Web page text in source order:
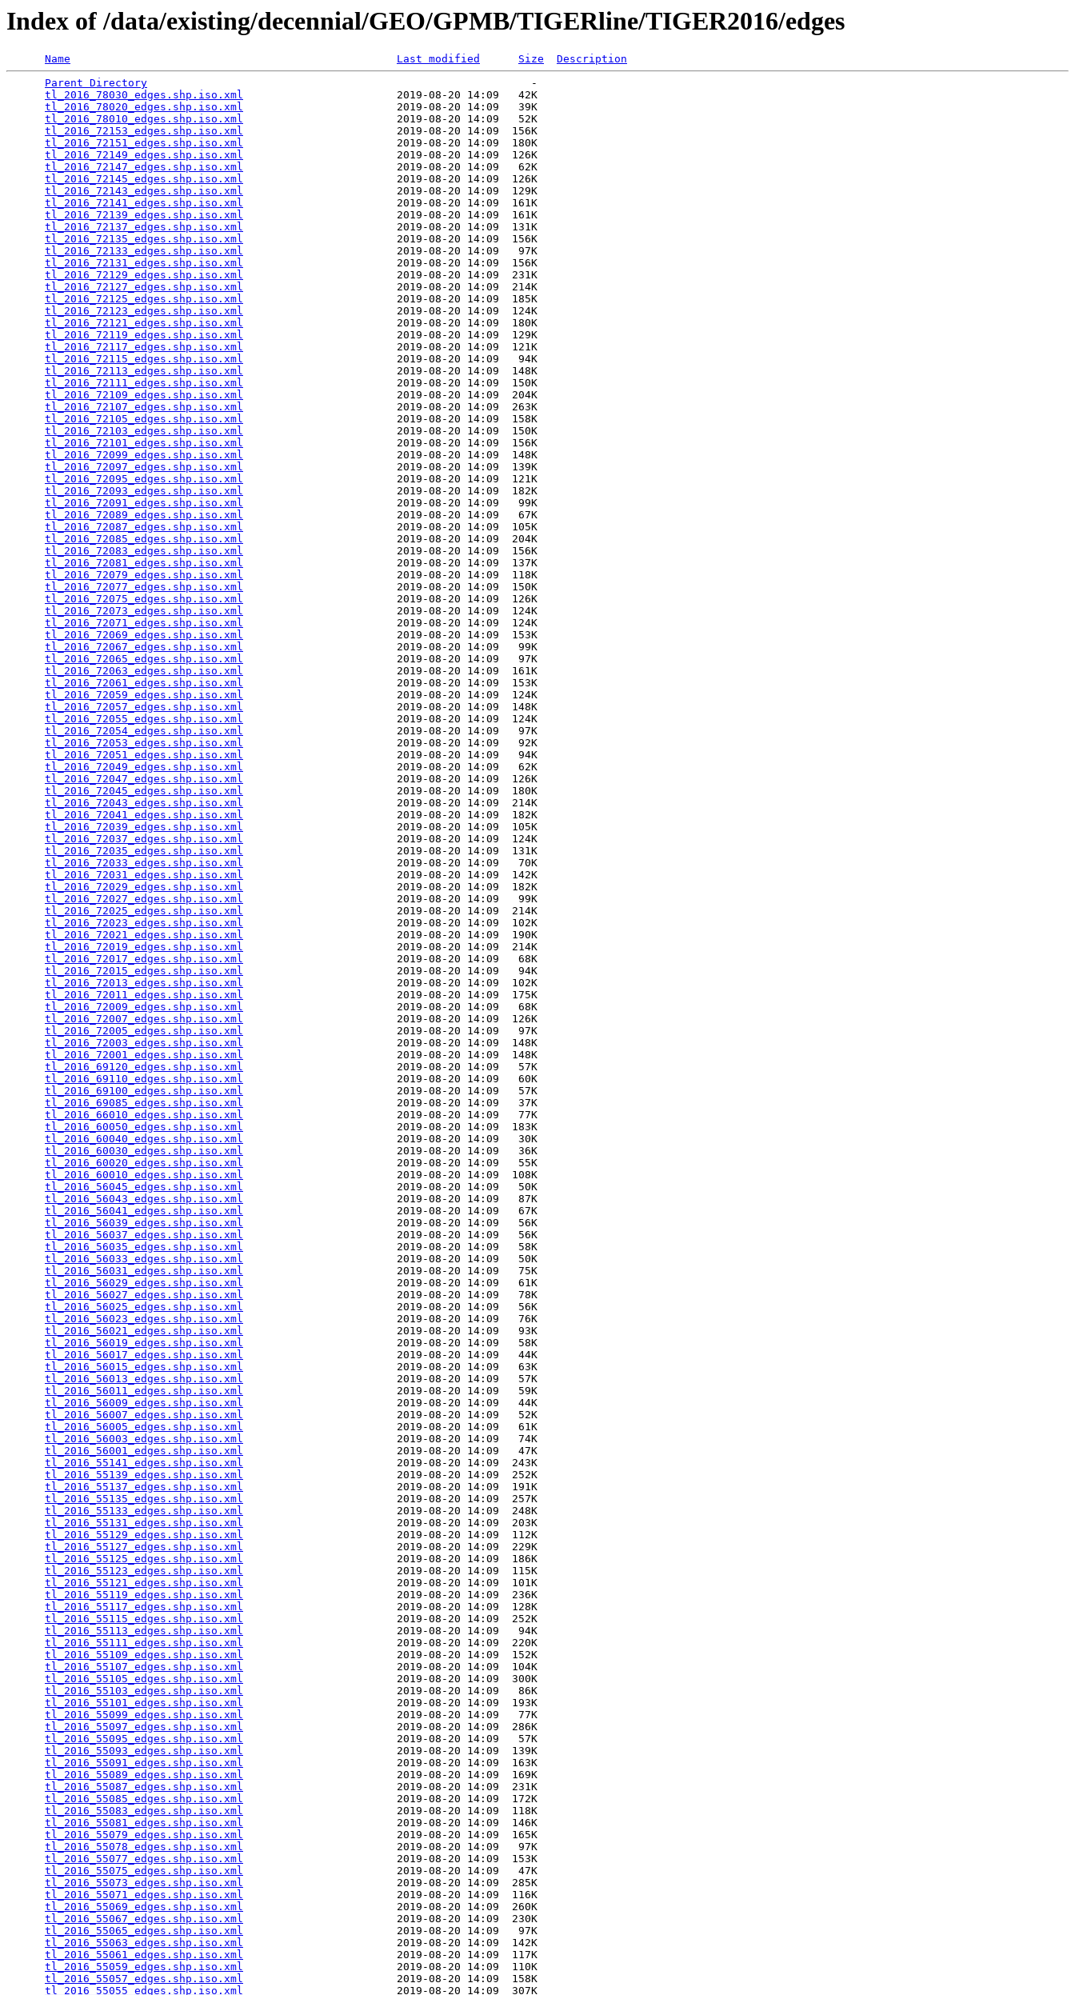
Index of /data/existing/decennial/GEO/GPMB/TIGERline/TIGER2016/edges
Name Last modified Size
Description
Parent Directory
                                                            -
tl_2016_78030_edges.shp.iso.xml
                        2019-08-20 14:09   42K
tl_2016_78020_edges.shp.iso.xml
                        2019-08-20 14:09   39K
tl_2016_78010_edges.shp.iso.xml
                        2019-08-20 14:09   52K
tl_2016_72153_edges.shp.iso.xml
                        2019-08-20 14:09  156K
tl_2016_72151_edges.shp.iso.xml
                        2019-08-20 14:09  180K
tl_2016_72149_edges.shp.iso.xml
                        2019-08-20 14:09  126K
tl_2016_72147_edges.shp.iso.xml
                        2019-08-20 14:09   62K
tl_2016_72145_edges.shp.iso.xml
                        2019-08-20 14:09  126K
tl_2016_72143_edges.shp.iso.xml
                        2019-08-20 14:09  129K
tl_2016_72141_edges.shp.iso.xml
                        2019-08-20 14:09  161K
tl_2016_72139_edges.shp.iso.xml
                        2019-08-20 14:09  161K
tl_2016_72137_edges.shp.iso.xml
                        2019-08-20 14:09  131K
tl_2016_72135_edges.shp.iso.xml
                        2019-08-20 14:09  156K
tl_2016_72133_edges.shp.iso.xml
                        2019-08-20 14:09   97K
tl_2016_72131_edges.shp.iso.xml
                        2019-08-20 14:09  156K
tl_2016_72129_edges.shp.iso.xml
                        2019-08-20 14:09  231K
tl_2016_72127_edges.shp.iso.xml
                        2019-08-20 14:09  214K
tl_2016_72125_edges.shp.iso.xml
                        2019-08-20 14:09  185K
tl_2016_72123_edges.shp.iso.xml
                        2019-08-20 14:09  124K
tl_2016_72121_edges.shp.iso.xml
                        2019-08-20 14:09  180K
tl_2016_72119_edges.shp.iso.xml
                        2019-08-20 14:09  129K
tl_2016_72117_edges.shp.iso.xml
                        2019-08-20 14:09  121K
tl_2016_72115_edges.shp.iso.xml
                        2019-08-20 14:09   94K
tl_2016_72113_edges.shp.iso.xml
                        2019-08-20 14:09  148K
tl_2016_72111_edges.shp.iso.xml
                        2019-08-20 14:09  150K
tl_2016_72109_edges.shp.iso.xml
                        2019-08-20 14:09  204K
tl_2016_72107_edges.shp.iso.xml
                        2019-08-20 14:09  263K
tl_2016_72105_edges.shp.iso.xml
                        2019-08-20 14:09  158K
tl_2016_72103_edges.shp.iso.xml
                        2019-08-20 14:09  150K
tl_2016_72101_edges.shp.iso.xml
                        2019-08-20 14:09  156K
tl_2016_72099_edges.shp.iso.xml
                        2019-08-20 14:09  148K
tl_2016_72097_edges.shp.iso.xml
                        2019-08-20 14:09  139K
tl_2016_72095_edges.shp.iso.xml
                        2019-08-20 14:09  121K
tl_2016_72093_edges.shp.iso.xml
                        2019-08-20 14:09  182K
tl_2016_72091_edges.shp.iso.xml
                        2019-08-20 14:09   99K
tl_2016_72089_edges.shp.iso.xml
                        2019-08-20 14:09   67K
tl_2016_72087_edges.shp.iso.xml
                        2019-08-20 14:09  105K
tl_2016_72085_edges.shp.iso.xml
                        2019-08-20 14:09  204K
tl_2016_72083_edges.shp.iso.xml
                        2019-08-20 14:09  156K
tl_2016_72081_edges.shp.iso.xml
                        2019-08-20 14:09  137K
tl_2016_72079_edges.shp.iso.xml
                        2019-08-20 14:09  118K
tl_2016_72077_edges.shp.iso.xml
                        2019-08-20 14:09  150K
tl_2016_72075_edges.shp.iso.xml
                        2019-08-20 14:09  126K
tl_2016_72073_edges.shp.iso.xml
                        2019-08-20 14:09  124K
tl_2016_72071_edges.shp.iso.xml
                        2019-08-20 14:09  124K
tl_2016_72069_edges.shp.iso.xml
                        2019-08-20 14:09  153K
tl_2016_72067_edges.shp.iso.xml
                        2019-08-20 14:09   99K
tl_2016_72065_edges.shp.iso.xml
                        2019-08-20 14:09   97K
tl_2016_72063_edges.shp.iso.xml
                        2019-08-20 14:09  161K
tl_2016_72061_edges.shp.iso.xml
                        2019-08-20 14:09  153K
tl_2016_72059_edges.shp.iso.xml
                        2019-08-20 14:09  124K
tl_2016_72057_edges.shp.iso.xml
                        2019-08-20 14:09  148K
tl_2016_72055_edges.shp.iso.xml
                        2019-08-20 14:09  124K
tl_2016_72054_edges.shp.iso.xml
                        2019-08-20 14:09   97K
tl_2016_72053_edges.shp.iso.xml
                        2019-08-20 14:09   92K
tl_2016_72051_edges.shp.iso.xml
                        2019-08-20 14:09   94K
tl_2016_72049_edges.shp.iso.xml
                        2019-08-20 14:09   62K
tl_2016_72047_edges.shp.iso.xml
                        2019-08-20 14:09  126K
tl_2016_72045_edges.shp.iso.xml
                        2019-08-20 14:09  180K
tl_2016_72043_edges.shp.iso.xml
                        2019-08-20 14:09  214K
tl_2016_72041_edges.shp.iso.xml
                        2019-08-20 14:09  182K
tl_2016_72039_edges.shp.iso.xml
                        2019-08-20 14:09  105K
tl_2016_72037_edges.shp.iso.xml
                        2019-08-20 14:09  124K
tl_2016_72035_edges.shp.iso.xml
                        2019-08-20 14:09  131K
tl_2016_72033_edges.shp.iso.xml
                        2019-08-20 14:09   70K
tl_2016_72031_edges.shp.iso.xml
                        2019-08-20 14:09  142K
tl_2016_72029_edges.shp.iso.xml
                        2019-08-20 14:09  182K
tl_2016_72027_edges.shp.iso.xml
                        2019-08-20 14:09   99K
tl_2016_72025_edges.shp.iso.xml
                        2019-08-20 14:09  214K
tl_2016_72023_edges.shp.iso.xml
                        2019-08-20 14:09  102K
tl_2016_72021_edges.shp.iso.xml
                        2019-08-20 14:09  190K
tl_2016_72019_edges.shp.iso.xml
                        2019-08-20 14:09  214K
tl_2016_72017_edges.shp.iso.xml
                        2019-08-20 14:09   68K
tl_2016_72015_edges.shp.iso.xml
                        2019-08-20 14:09   94K
tl_2016_72013_edges.shp.iso.xml
                        2019-08-20 14:09  102K
tl_2016_72011_edges.shp.iso.xml
                        2019-08-20 14:09  175K
tl_2016_72009_edges.shp.iso.xml
                        2019-08-20 14:09   68K
tl_2016_72007_edges.shp.iso.xml
                        2019-08-20 14:09  126K
tl_2016_72005_edges.shp.iso.xml
                        2019-08-20 14:09   97K
tl_2016_72003_edges.shp.iso.xml
                        2019-08-20 14:09  148K
tl_2016_72001_edges.shp.iso.xml
                        2019-08-20 14:09  148K
tl_2016_69120_edges.shp.iso.xml
                        2019-08-20 14:09   57K
tl_2016_69110_edges.shp.iso.xml
                        2019-08-20 14:09   60K
tl_2016_69100_edges.shp.iso.xml
                        2019-08-20 14:09   57K
tl_2016_69085_edges.shp.iso.xml
                        2019-08-20 14:09   37K
tl_2016_66010_edges.shp.iso.xml
                        2019-08-20 14:09   77K
tl_2016_60050_edges.shp.iso.xml
                        2019-08-20 14:09  183K
tl_2016_60040_edges.shp.iso.xml
                        2019-08-20 14:09   30K
tl_2016_60030_edges.shp.iso.xml
                        2019-08-20 14:09   36K
tl_2016_60020_edges.shp.iso.xml
                        2019-08-20 14:09   55K
tl_2016_60010_edges.shp.iso.xml
                        2019-08-20 14:09  108K
tl_2016_56045_edges.shp.iso.xml
                        2019-08-20 14:09   50K
tl_2016_56043_edges.shp.iso.xml
                        2019-08-20 14:09   87K
tl_2016_56041_edges.shp.iso.xml
                        2019-08-20 14:09   67K
tl_2016_56039_edges.shp.iso.xml
                        2019-08-20 14:09   56K
tl_2016_56037_edges.shp.iso.xml
                        2019-08-20 14:09   56K
tl_2016_56035_edges.shp.iso.xml
                        2019-08-20 14:09   58K
tl_2016_56033_edges.shp.iso.xml
                        2019-08-20 14:09   50K
tl_2016_56031_edges.shp.iso.xml
                        2019-08-20 14:09   75K
tl_2016_56029_edges.shp.iso.xml
                        2019-08-20 14:09   61K
tl_2016_56027_edges.shp.iso.xml
                        2019-08-20 14:09   78K
tl_2016_56025_edges.shp.iso.xml
                        2019-08-20 14:09   56K
tl_2016_56023_edges.shp.iso.xml
                        2019-08-20 14:09   76K
tl_2016_56021_edges.shp.iso.xml
                        2019-08-20 14:09   93K
tl_2016_56019_edges.shp.iso.xml
                        2019-08-20 14:09   58K
tl_2016_56017_edges.shp.iso.xml
                        2019-08-20 14:09   44K
tl_2016_56015_edges.shp.iso.xml
                        2019-08-20 14:09   63K
tl_2016_56013_edges.shp.iso.xml
                        2019-08-20 14:09   57K
tl_2016_56011_edges.shp.iso.xml
                        2019-08-20 14:09   59K
tl_2016_56009_edges.shp.iso.xml
                        2019-08-20 14:09   44K
tl_2016_56007_edges.shp.iso.xml
                        2019-08-20 14:09   52K
tl_2016_56005_edges.shp.iso.xml
                        2019-08-20 14:09   61K
tl_2016_56003_edges.shp.iso.xml
                        2019-08-20 14:09   74K
tl_2016_56001_edges.shp.iso.xml
                        2019-08-20 14:09   47K
tl_2016_55141_edges.shp.iso.xml
                        2019-08-20 14:09  243K
tl_2016_55139_edges.shp.iso.xml
                        2019-08-20 14:09  252K
tl_2016_55137_edges.shp.iso.xml
                        2019-08-20 14:09  191K
tl_2016_55135_edges.shp.iso.xml
                        2019-08-20 14:09  257K
tl_2016_55133_edges.shp.iso.xml
                        2019-08-20 14:09  248K
tl_2016_55131_edges.shp.iso.xml
                        2019-08-20 14:09  203K
tl_2016_55129_edges.shp.iso.xml
                        2019-08-20 14:09  112K
tl_2016_55127_edges.shp.iso.xml
                        2019-08-20 14:09  229K
tl_2016_55125_edges.shp.iso.xml
                        2019-08-20 14:09  186K
tl_2016_55123_edges.shp.iso.xml
                        2019-08-20 14:09  115K
tl_2016_55121_edges.shp.iso.xml
                        2019-08-20 14:09  101K
tl_2016_55119_edges.shp.iso.xml
                        2019-08-20 14:09  236K
tl_2016_55117_edges.shp.iso.xml
                        2019-08-20 14:09  128K
tl_2016_55115_edges.shp.iso.xml
                        2019-08-20 14:09  252K
tl_2016_55113_edges.shp.iso.xml
                        2019-08-20 14:09   94K
tl_2016_55111_edges.shp.iso.xml
                        2019-08-20 14:09  220K
tl_2016_55109_edges.shp.iso.xml
                        2019-08-20 14:09  152K
tl_2016_55107_edges.shp.iso.xml
                        2019-08-20 14:09  104K
tl_2016_55105_edges.shp.iso.xml
                        2019-08-20 14:09  300K
tl_2016_55103_edges.shp.iso.xml
                        2019-08-20 14:09   86K
tl_2016_55101_edges.shp.iso.xml
                        2019-08-20 14:09  193K
tl_2016_55099_edges.shp.iso.xml
                        2019-08-20 14:09   77K
tl_2016_55097_edges.shp.iso.xml
                        2019-08-20 14:09  286K
tl_2016_55095_edges.shp.iso.xml
                        2019-08-20 14:09   57K
tl_2016_55093_edges.shp.iso.xml
                        2019-08-20 14:09  139K
tl_2016_55091_edges.shp.iso.xml
                        2019-08-20 14:09  163K
tl_2016_55089_edges.shp.iso.xml
                        2019-08-20 14:09  169K
tl_2016_55087_edges.shp.iso.xml
                        2019-08-20 14:09  231K
tl_2016_55085_edges.shp.iso.xml
                        2019-08-20 14:09  172K
tl_2016_55083_edges.shp.iso.xml
                        2019-08-20 14:09  118K
tl_2016_55081_edges.shp.iso.xml
                        2019-08-20 14:09  146K
tl_2016_55079_edges.shp.iso.xml
                        2019-08-20 14:09  165K
tl_2016_55078_edges.shp.iso.xml
                        2019-08-20 14:09   97K
tl_2016_55077_edges.shp.iso.xml
                        2019-08-20 14:09  153K
tl_2016_55075_edges.shp.iso.xml
                        2019-08-20 14:09   47K
tl_2016_55073_edges.shp.iso.xml
                        2019-08-20 14:09  285K
tl_2016_55071_edges.shp.iso.xml
                        2019-08-20 14:09  116K
tl_2016_55069_edges.shp.iso.xml
                        2019-08-20 14:09  260K
tl_2016_55067_edges.shp.iso.xml
                        2019-08-20 14:09  230K
tl_2016_55065_edges.shp.iso.xml
                        2019-08-20 14:09   97K
tl_2016_55063_edges.shp.iso.xml
                        2019-08-20 14:09  142K
tl_2016_55061_edges.shp.iso.xml
                        2019-08-20 14:09  117K
tl_2016_55059_edges.shp.iso.xml
                        2019-08-20 14:09  110K
tl_2016_55057_edges.shp.iso.xml
                        2019-08-20 14:09  158K
tl_2016_55055_edges.shp.iso.xml
                        2019-08-20 14:09  307K